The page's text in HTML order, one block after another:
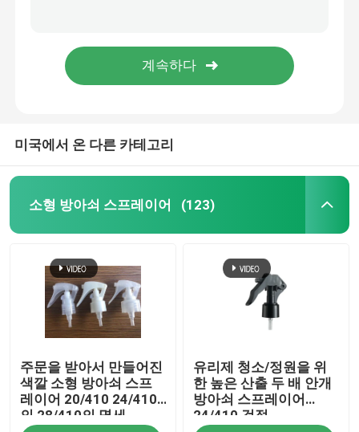
화장용 펌프 분배기
크림 펌프 분배기
향수 펌프 분무기
정밀한 안개 스프레이어
미국에서 온 다른 카테고리
소형 방아쇠 스프레이어 (123)
주문을 받아서 만들어진
색깔 소형 방아쇠 스프
레이어 20/410 24/410
의 28/410의 명세
유리제 청소/정원을 위
한 높은 산출 두 배 안개
방아쇠 스프레이어
24/410 검정